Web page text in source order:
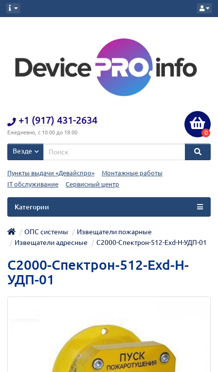
+1 (917) 431-2634
Ежедневно, с 10:00 до 18:00 0
Везде
Пункты выдачи «Девайспро»
Монтажные работы
IT обслуживание
Сервисный центр
Категории
ОПС системы
Извещатели пожарные
Извещатели адресные
С2000-Спектрон-512-Exd-Н-УДП-01
С2000-Спектрон-512-Exd-Н-
УДП-01